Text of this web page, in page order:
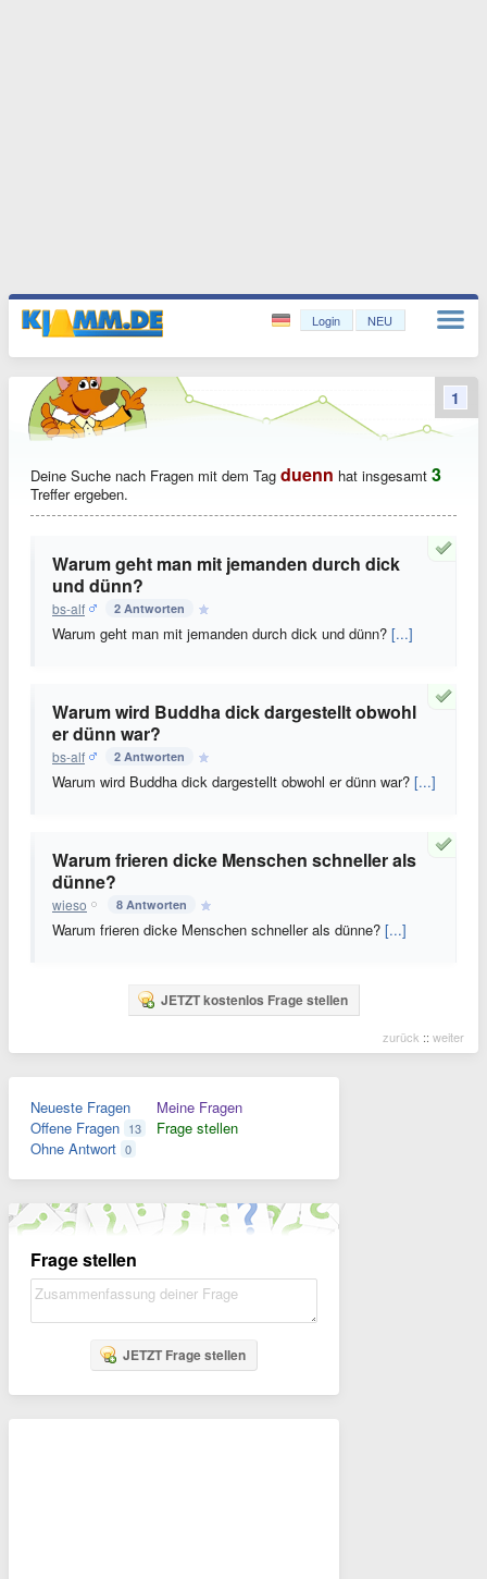
Login NEU
Deine Suche nach Fragen mit dem Tag duenn hat insgesamt 3
Treffer ergeben.
Warum geht man mit jemanden durch dick
und dünn?
bs-alf 2 Antworten
Warum geht man mit jemanden durch dick und dünn? [...]
Warum wird Buddha dick dargestellt obwohl
er dünn war?
bs-alf 2 Antworten
Warum wird Buddha dick dargestellt obwohl er dünn war? [...]
Warum frieren dicke Menschen schneller als
dünne?
wieso 8 Antworten
Warum frieren dicke Menschen schneller als dünne? [...]
JETZT kostenlos Frage stellen
zurück :: weiter
1
Neueste Fragen
Offene Fragen 13
Ohne Antwort 0
Meine Fragen
Frage stellen
Frage stellen
JETZT Frage stellen